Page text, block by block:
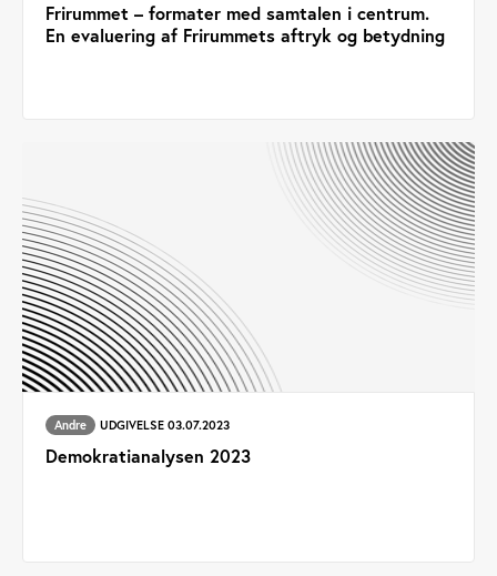
Frirummet – formater med samtalen i centrum.
En evaluering af Frirummets aftryk og betydning
Andre UDGIVELSE 03.07.2023
Demokratianalysen 2023